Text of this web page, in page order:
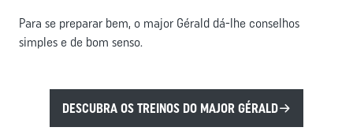
Para se preparar bem, o major Gérald dá-lhe conselhos
simples e de bom senso.
DESCUBRA OS TREINOS DO MAJOR GÉRALD